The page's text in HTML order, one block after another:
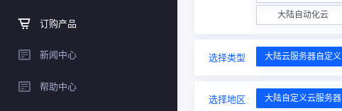
订购产品
新闻中心
帮助中心
大陆自动化云
选择类型 大陆云服务器自定义
选择地区 大陆自定义云服务器